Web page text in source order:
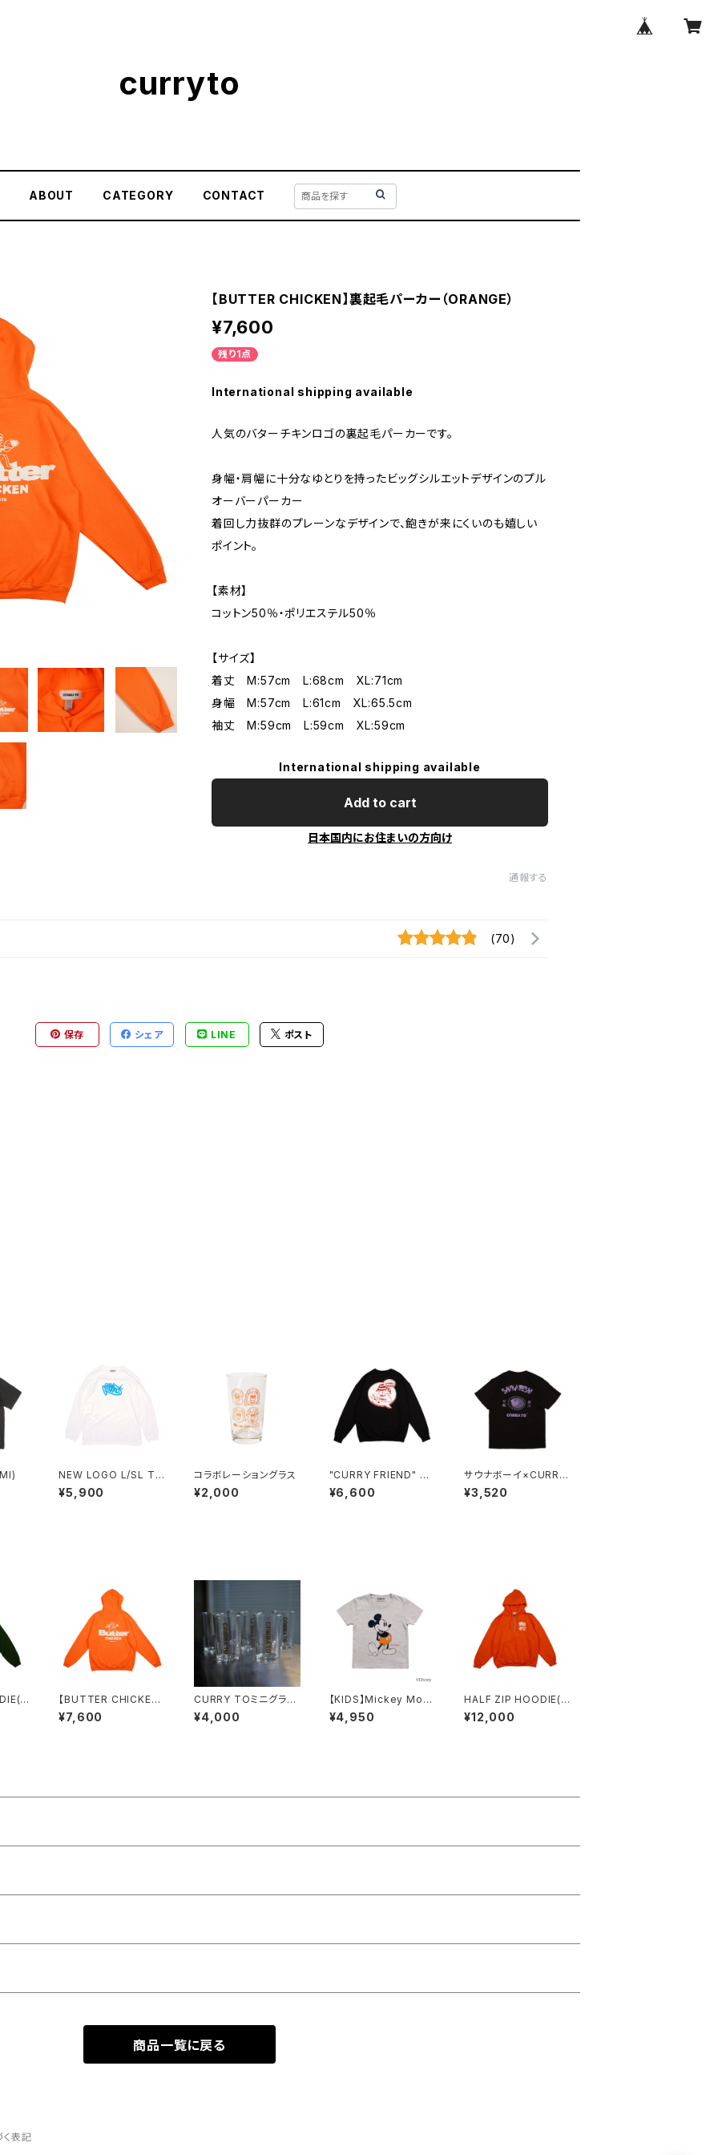
curryto
ABOUT CATEGORY CONTACT
【BUTTER CHICKEN】裏起毛パーカー（ORANGE）
¥7,600
残り1点
International shipping available
人気のバターチキンロゴの裏起毛パーカーです。
身幅・肩幅に十分なゆとりを持ったビッグシルエットデザインのプル
オーバーパーカー
着回し力抜群のプレーンなデザインで、飽きが来にくいのも嬉しい
ポイント。
【素材】
コットン50％・ポリエステル50％
【サイズ】
着丈 M:57cm L:68cm XL:71cm
身幅 M:57cm L:61cm XL:65.5cm
袖丈 M:59cm L:59cm XL:59cm
International shipping available
Add to cart
日本国内にお住まいの方向け
通報する
(70)
保存 シェア LINE ポスト
NEW LOGO L/SL T
(WHITE)
¥5,900
コラボレーショングラス
¥2,000
"CURRY FRIEND" Sw
eatShirt BLACK
¥6,600
サウナボーイ×CURRY
TO【サウナ飯T 松江】B
LACK
¥3,520
【BUTTER CHICKEN】
裏起毛パーカー（ORAN
GE）
¥7,600
CURRY TOミニグラス
(6pcs)
¥4,000
【KIDS】Mickey Mous
e × CURRY TO T(T
OP GRAY）
¥4,950
HALF ZIP HOODIE(O
RANGE)
¥12,000
商品一覧に戻る
表記